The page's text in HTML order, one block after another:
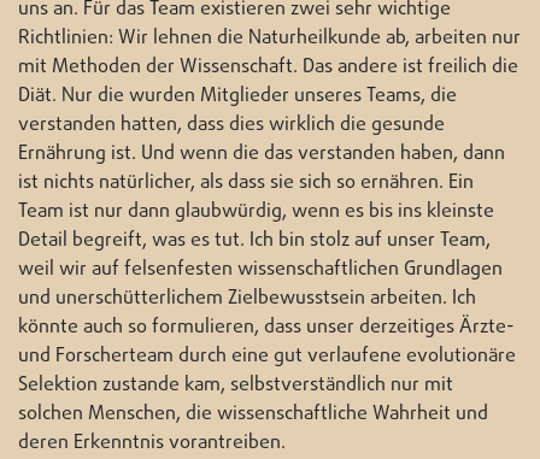
uns an. Für das Team existieren zwei sehr wichtige
Richtlinien: Wir lehnen die Naturheilkunde ab, arbeiten nur
mit Methoden der Wissenschaft. Das andere ist freilich die
Diät. Nur die wurden Mitglieder unseres Teams, die
verstanden hatten, dass dies wirklich die gesunde
Ernährung ist. Und wenn die das verstanden haben, dann
ist nichts natürlicher, als dass sie sich so ernähren. Ein
Team ist nur dann glaubwürdig, wenn es bis ins kleinste
Detail begreift, was es tut. Ich bin stolz auf unser Team,
weil wir auf felsenfesten wissenschaftlichen Grundlagen
und unerschütterlichem Zielbewusstsein arbeiten. Ich
könnte auch so formulieren, dass unser derzeitiges Ärzte-
und Forscherteam durch eine gut verlaufene evolutionäre
Selektion zustande kam, selbstverständlich nur mit
solchen Menschen, die wissenschaftliche Wahrheit und
deren Erkenntnis vorantreiben.